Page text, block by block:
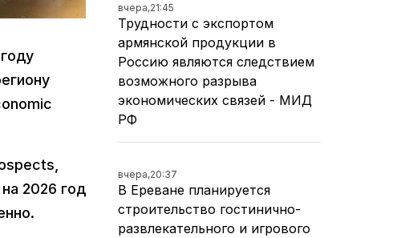
2026 год
вчера,21:45
Трудности с экспортом
армянской продукции в
Россию являются следствием
возможного разрыва
экономических связей - МИД
РФ
вчера,20:37
В Ереване планируется
строительство гостинично-
развлекательного и игрового